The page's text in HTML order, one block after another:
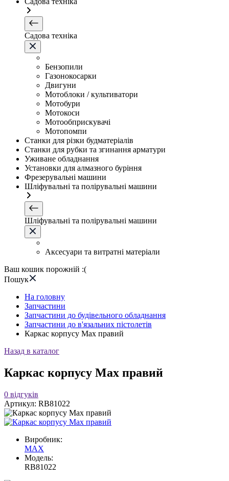
Садова техніка
Бензопили
Газонокосарки
Двигуни
Мотоблоки / культиватори
Мотобури
Мотокоси
Мотообприскувачі
Мотопомпи
Станки для різки будматеріалів
Станки для рубки та згинання арматури
Уживане обладнання
Установки для алмазного буріння
Фрезерувальні машини
Шліфувальні та полірувальні машини
Шліфувальні та полірувальні машини
Аксесуари та витратні матеріали
Ваш кошик порожній :(
Пошук
На головну
Запчастини
Запчастини до будівельного обладнання
Запчастини до в'язальних пістолетів
Каркас корпусу Max правий
Назад в каталог
Каркас корпусу Max правий
0 відгуків
Артикул: RB81022
Виробник:
MAX
Модель:
RB81022